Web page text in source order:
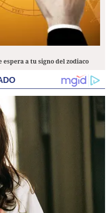
espera a tu signo del zodiaco